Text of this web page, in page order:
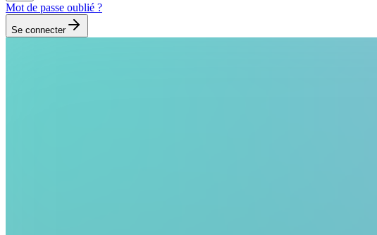
Mot de passe oublié ?
Se connecter